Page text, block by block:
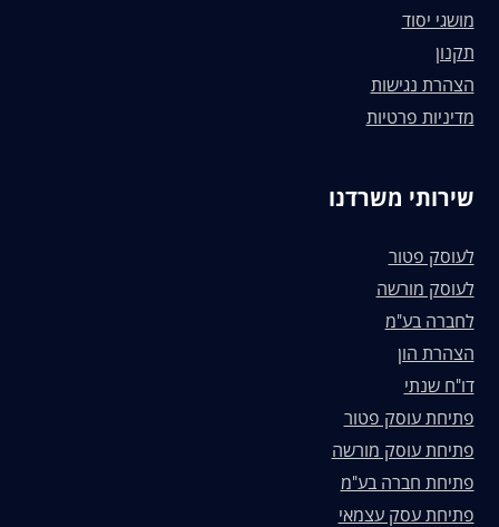
מושגי יסוד
תקנון
הצהרת נגישות
מדיניות פרטיות
שירותי משרדנו
לעוסק פטור
לעוסק מורשה
לחברה בע"מ
הצהרת הון
דו"ח שנתי
פתיחת עוסק פטור
פתיחת עוסק מורשה
פתיחת חברה בע"מ
פתיחת עסק עצמאי